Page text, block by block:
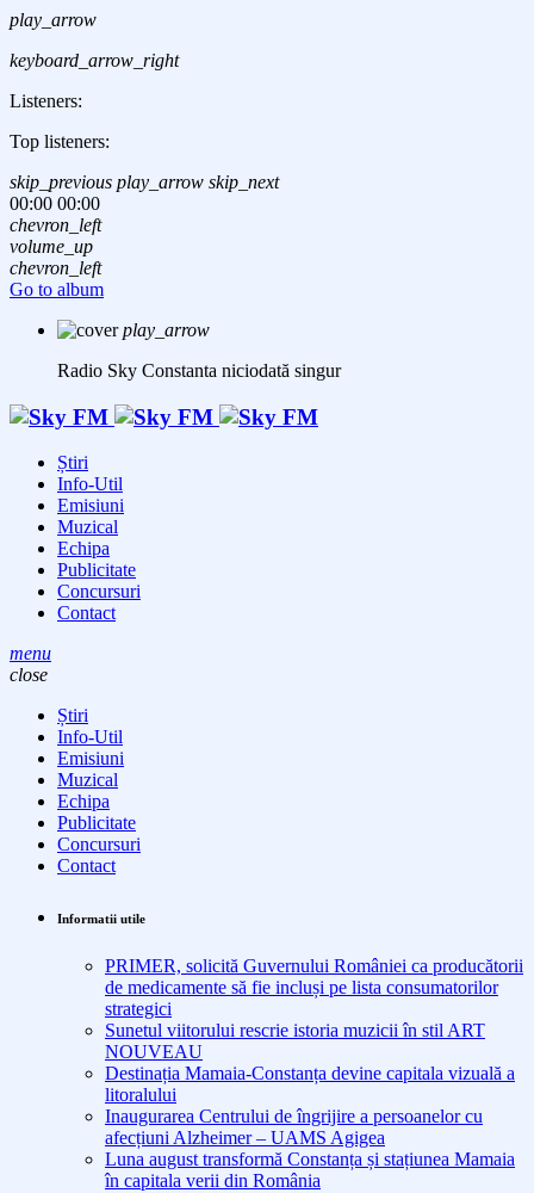
play_arrow
keyboard_arrow_right
Listeners:
Top listeners:
skip_previous play_arrow skip_next
00:00 00:00
chevron_left
volume_up
chevron_left
Go to album
play_arrow
Radio Sky Constanta niciodată singur
Știri
Info-Util
Emisiuni
Muzical
Echipa
Publicitate
Concursuri
Contact
menu
close
Știri
Info-Util
Emisiuni
Muzical
Echipa
Publicitate
Concursuri
Contact
Informatii utile
PRIMER, solicită Guvernului României ca producătorii
de medicamente să fie incluși pe lista consumatorilor
strategici
Sunetul viitorului rescrie istoria muzicii în stil ART
NOUVEAU
Destinația Mamaia-Constanța devine capitala vizuală a
litoralului
Inaugurarea Centrului de îngrijire a persoanelor cu
afecțiuni Alzheimer – UAMS Agigea
Luna august transformă Constanța și stațiunea Mamaia
în capitala verii din România